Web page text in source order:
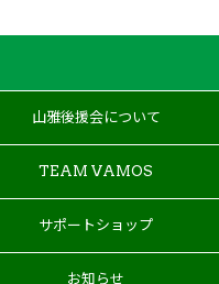
山雅後援会について
TEAM VAMOS
サポートショップ
お知らせ